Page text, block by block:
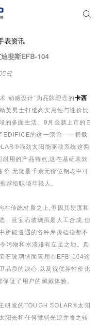
表资讯
斐斯EFB-104
日
,动感设计”为品牌理念的卡西
英男士打造高实用性与性价比
的多面生活。9月全新上市的E
EDIFICE的这一宗旨——搭载
强劲太阳能驱动系统这两
用的产品特点,这在基础表款
,无疑是千余元价位钢表中可
荐给职场年轻人。
在传统材质之上,但因其硬度和
。蓝宝石玻璃虽是人工合成,但
所能遭遇的各种摩擦磕碰都不
污物和水渍难有立足之地。真
石玻璃镜面应用在EFB-104这
品质的决心,以及视优异性价比
证了用户的佩戴体验。
研发的TOUGH SOLAR®太阳
阳光和任何微弱光源并将之转